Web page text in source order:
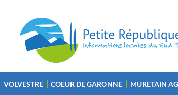
VOLVESTRE COEUR DE GARONNE MURETAIN